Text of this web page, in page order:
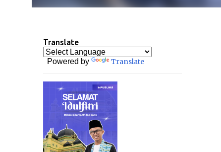
Translate
Powered by Translate